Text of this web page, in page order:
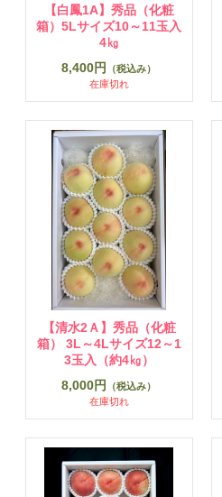
【白鳳1A】秀品（化粧
箱）5Lサイズ10～11玉入
4㎏
8,400円
（税込み）
在庫切れ
【清水2Ａ】秀品（化粧
箱） 3L～4Lサイズ12～1
3玉入（約4㎏）
8,000円
（税込み）
在庫切れ